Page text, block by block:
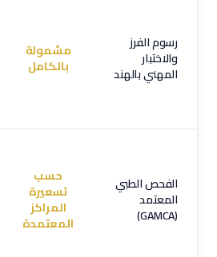
رسوم الفرز
والاختبار
المهني بالهند
مشمولة
بالكامل
الفحص الطبي
المعتمد
(GAMCA)
حسب
تسعيرة
المراكز
المعتمدة